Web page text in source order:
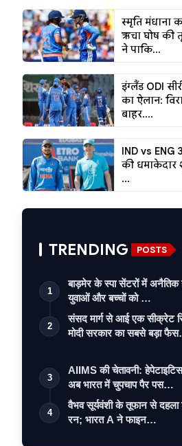
स्मृति मंधाना
ऋचा घोष की
ने पाकि...
इंग्लैंड ODI
का ऐलान:
बाहर....
IND vs ENG
की
...
TRENDING POSTS
1
बाड़मेर के स्पा सेंटरों में अनैतिक
युवाओं और बच्चों को …
2
संसद मार्ग से आई एक सीक्रेट
मोदी सरकार का सबसे बड़ा
3
AIIMS की चेतावनी:
अब भारत में चुपचाप पैर पस…
4
वैभव सूर्यवंशी के तूफान से
रन; भारत A ने फाइन…